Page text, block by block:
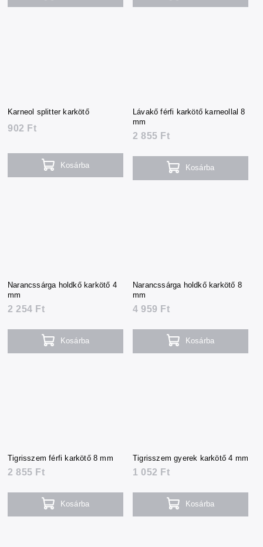
Karneol splitter karkötő
902 Ft
Kosárba
Lávakő férfi karkötő karneollal 8
mm
2 855 Ft
Kosárba
Narancssárga holdkő karkötő 4
mm
2 254 Ft
Kosárba
Narancssárga holdkő karkötő 8
mm
4 959 Ft
Kosárba
Tigrisszem férfi karkötő 8 mm
2 855 Ft
Kosárba
Tigrisszem gyerek karkötő 4 mm
1 052 Ft
Kosárba